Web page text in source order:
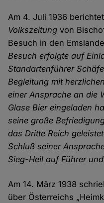
Am 4. Juli 1936
Volkszeitung von
Besuch in den
Besuch erfolgte auf
Standartenführer
Begleitung mit
einer Ansprache an die
Glase Bier eingeladen
seine große
das Dritte Reich
Schluß seiner
Sieg-Heil auf Führer
Am 14. März 1938
über Österreichs